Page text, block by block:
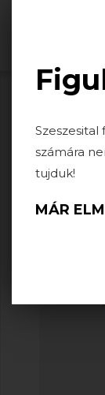
Szeszesital
számára
tujduk!
MÁR